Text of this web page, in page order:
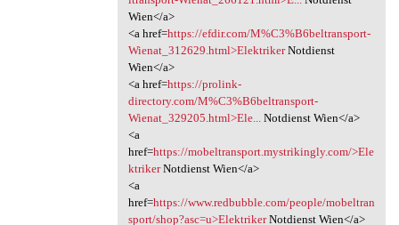
Wien</a>
<a href=https://efdir.com/M%C3%B6beltransport-
Wienat_312629.html>ElektrikerNotdienst
Wien</a>
<a href=https://prolink-
directory.com/M%C3%B6beltransport-
Wienat_329205.html>Ele...Notdienst Wien</a>
<a
href=https://mobeltransport.mystrikingly.com/>Ele
ktrikerNotdienst Wien</a>
<a
href=https://www.redbubble.com/people/mobeltran
sport/shop?asc=u>ElektrikerNotdienst Wien</a>